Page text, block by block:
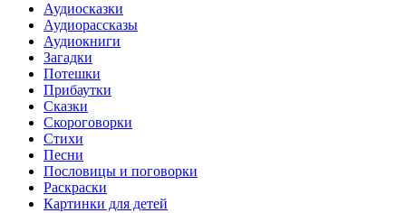
Аудиосказки
Аудиорассказы
Аудиокниги
Загадки
Потешки
Прибаутки
Сказки
Скороговорки
Стихи
Песни
Пословицы и поговорки
Раскраски
Картинки для детей